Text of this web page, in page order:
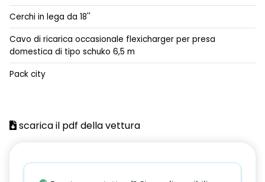
controllo pressione pneumatici
cruise control adattivo con funzione stop & go
driver attention alert rilevatore stanchezza conducente
mantenimento della corsia
frenata rigenerativa a 4 livelli con palette cambio al volante
Cerchi in lega da 18''
Cavo di ricarica occasionale flexicharger per presa
domestica di tipo schuko 6,5 m
Pack city
scarica il pdf della vettura